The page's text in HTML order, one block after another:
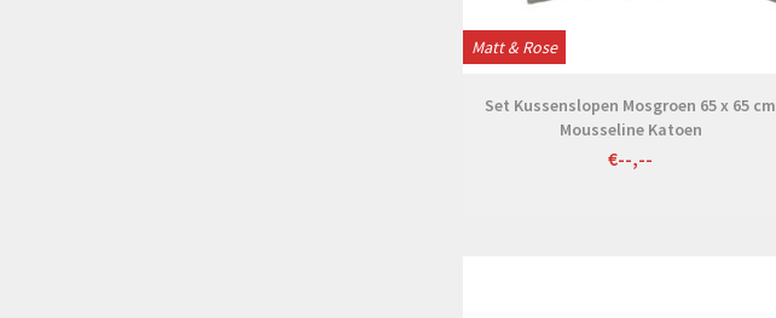
Matt & Rose
Set Kussenslopen Mosgroen 65 x 65 cm
Mousseline Katoen
€--,--